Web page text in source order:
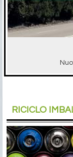
RICICLO